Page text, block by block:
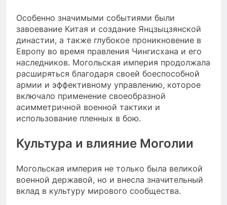
Особенно значимыми событиями были
завоевание Китая и создание Янцзыцзянской
династии, а также глубокое проникновение в
Европу во время правления Чингисхана и его
наследников. Могольская империя продолжала
расширяться благодаря своей боеспособной
армии и эффективному управлению, которое
включало применение своеобразной
асимметричной военной тактики и
использование пленных в бою.
Культура и влияние Моголии
Могольская империя не только была великой
военной державой, но и внесла значительный
вклад в культуру мирового сообщества.